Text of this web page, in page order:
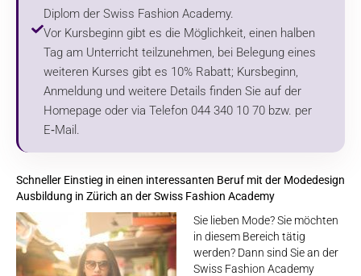
Diplom der Swiss Fashion Academy.
Vor Kursbeginn gibt es die Möglichkeit, einen halben
Tag am Unterricht teilzunehmen, bei Belegung eines
weiteren Kurses gibt es 10% Rabatt; Kursbeginn,
Anmeldung und weitere Details finden Sie auf der
Homepage oder via Telefon 044 340 10 70 bzw. per
E‑Mail.
Schneller Einstieg in einen interessanten Beruf mit der Modedesign
Ausbildung in Zürich an der Swiss Fashion Academy
Sie lieben Mode? Sie möchten
in diesem Bereich tätig
werden? Dann sind Sie an der
Swiss Fashion Academy